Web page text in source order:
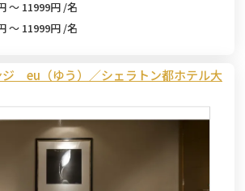
～ 11999円 /名
～ 11999円 /名
ジ eu（ゆう）／シェラトン都ホテル大